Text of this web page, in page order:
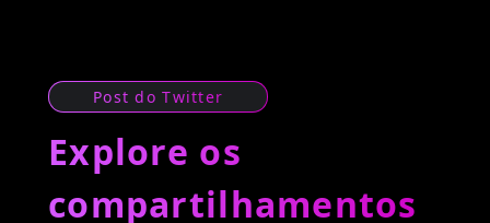
Post do Twitter
Explore os
compartilhamentos